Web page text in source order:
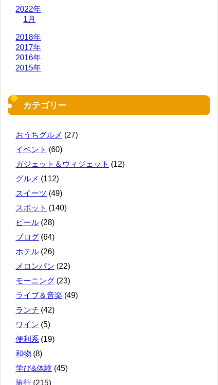
2022年
1月
2018年
2017年
2016年
2015年
カテゴリー
おうちグルメ (27)
イベント (60)
ガジェット＆ウィジェット (12)
グルメ (112)
スイーツ (49)
スポット (140)
ビール (28)
ブログ (64)
ホテル (26)
メロンパン (22)
モーニング (23)
ライブ＆音楽 (49)
ランチ (42)
ワイン (5)
便利系 (19)
和物 (8)
学び&体験 (45)
旅行 (215)